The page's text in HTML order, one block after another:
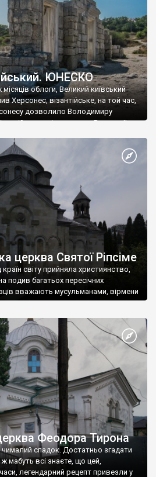
ЮНЕСКО
місяців облоги, Великий київський
Херсонес, візантійське, на той час,
дозволило Володимиру
імператору Василю ІІ, та
став Василем-християнином.
На честь Херсонесу Таврійського
церква Святої Ріпсіме
світу прийняла християнство,
подив багатьох пересічних
вважають мусульманами, вірмени
Феодора Тирона
чималий спадок. Достатньо згадати
мабуть всі знаєте, що цей,
легендарний рецепт привезли у